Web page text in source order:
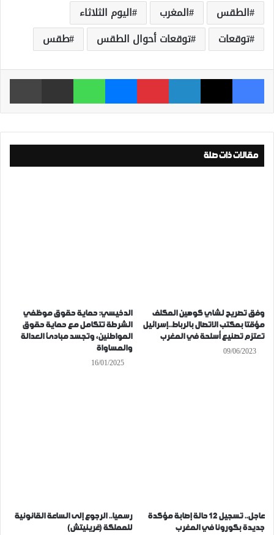
الطقس المغرب
اليوم الثلاثاء
توقعات
توقعات أحوال الطقس طقس
فيسبوك ‫X لينكدإن بينتيريست ماسنجر واتساب مشاركة عبر البريد
مقالات ذات صلة
وفق تصريح لشاي كوهين المكلف
مؤقتا بمكتب الاتصال بالرباط..إسرائيل
تعتزم تصنيع أسلحة في المغرب
09/06/2023
الدخيسي: حماية حقوق موظفي
الشرطة تتكامل مع حماية حقوق
المواطنين، وتجسد مبادئ العدالة
والمساواة
16/01/2025
عاجل.. تسجيل 12 حالة إصابة مؤكدة
جديدة بكورونا في المغرب
رسميا.. الرجوع إلى الساعة القانونية
للمملكة (غرينيتش)